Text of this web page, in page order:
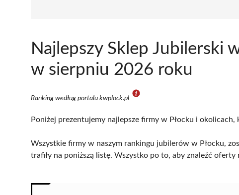
Najlepszy Sklep Jubilerski
w sierpniu 2026 roku
Ranking według portalu kwplock.pl
Poniżej prezentujemy najlepsze firmy w Płocku i okolicach,
Wszystkie firmy w naszym rankingu jubilerów w Płocku,
trafiły na poniższą listę. Wszystko po to, aby znaleźć